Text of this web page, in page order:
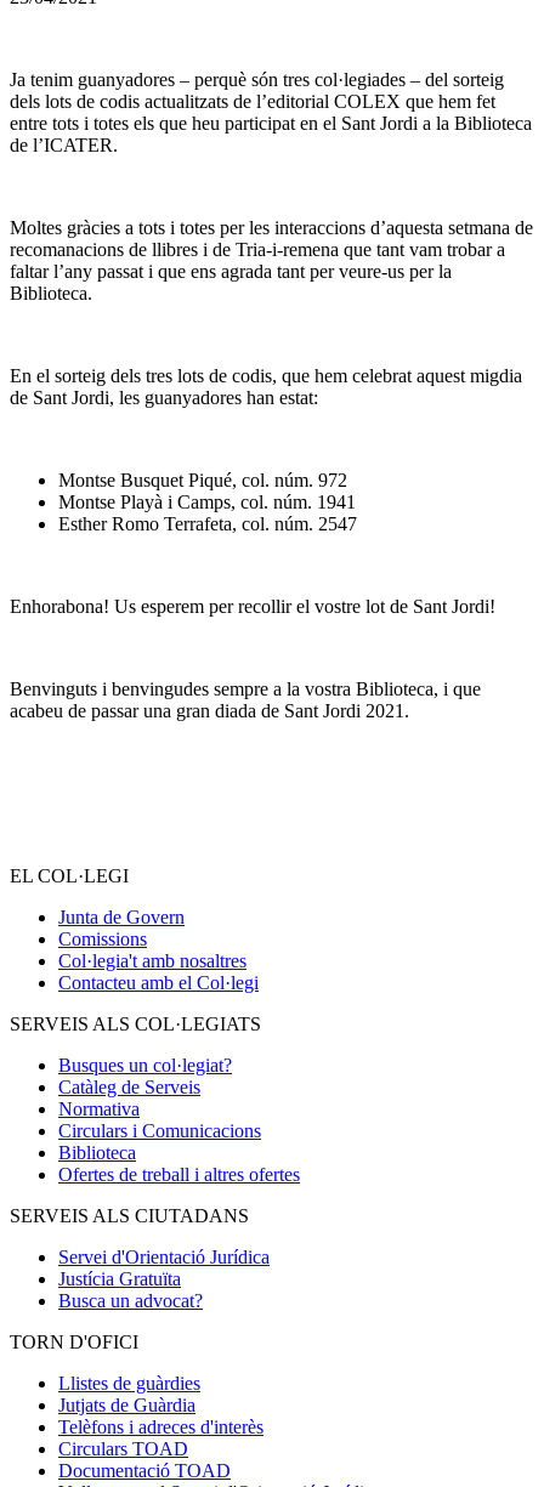
Ja tenim guanyadores – perquè són tres col·legiades – del sorteig
dels lots de codis actualitzats de l’editorial COLEX que hem fet
entre tots i totes els que heu participat en el Sant Jordi a la Biblioteca
de l’ICATER.
Moltes gràcies a tots i totes per les interaccions d’aquesta setmana de
recomanacions de llibres i de Tria-i-remena que tant vam trobar a
faltar l’any passat i que ens agrada tant per veure-us per la
Biblioteca.
En el sorteig dels tres lots de codis, que hem celebrat aquest migdia
de Sant Jordi, les guanyadores han estat:
Montse Busquet Piqué, col. núm. 972
Montse Playà i Camps, col. núm. 1941
Esther Romo Terrafeta, col. núm. 2547
Enhorabona! Us esperem per recollir el vostre lot de Sant Jordi!
Benvinguts i benvingudes sempre a la vostra Biblioteca, i que
acabeu de passar una gran diada de Sant Jordi 2021.
EL COL·LEGI
Junta de Govern
Comissions
Col·legia't amb nosaltres
Contacteu amb el Col·legi
SERVEIS ALS COL·LEGIATS
Busques un col·legiat?
Catàleg de Serveis
Normativa
Circulars i Comunicacions
Biblioteca
Ofertes de treball i altres ofertes
SERVEIS ALS CIUTADANS
Servei d'Orientació Jurídica
Justícia Gratuïta
Busca un advocat?
TORN D'OFICI
Llistes de guàrdies
Jutjats de Guàrdia
Telèfons i adreces d'interès
Circulars TOAD
Documentació TOAD